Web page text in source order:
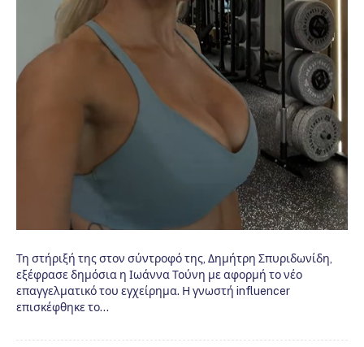
Τη στήριξή της στον σύντροφό της, Δημήτρη Σπυριδωνίδη,
εξέφρασε δημόσια η Ιωάννα Τούνη με αφορμή το νέο
επαγγελματικό του εγχείρημα. Η γνωστή influencer
επισκέφθηκε το…